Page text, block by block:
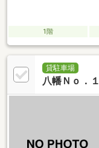
1階
貸駐車場
八幡Ｎｏ．１